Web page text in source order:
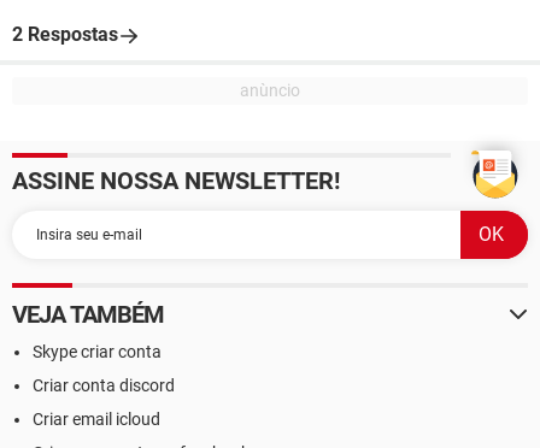
2 Respostas
ASSINE NOSSA NEWSLETTER!
VEJA TAMBÉM
Skype criar conta
Criar conta discord
Criar email icloud